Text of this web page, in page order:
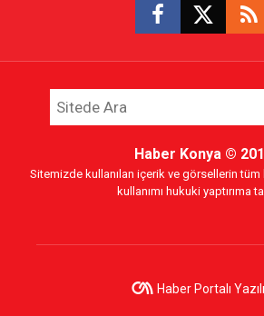
Haber Konya©
Sitemizde kullanılan içerik ve görsellerin tüm
kullanımı hukuki yaptırıma
Haber Portalı